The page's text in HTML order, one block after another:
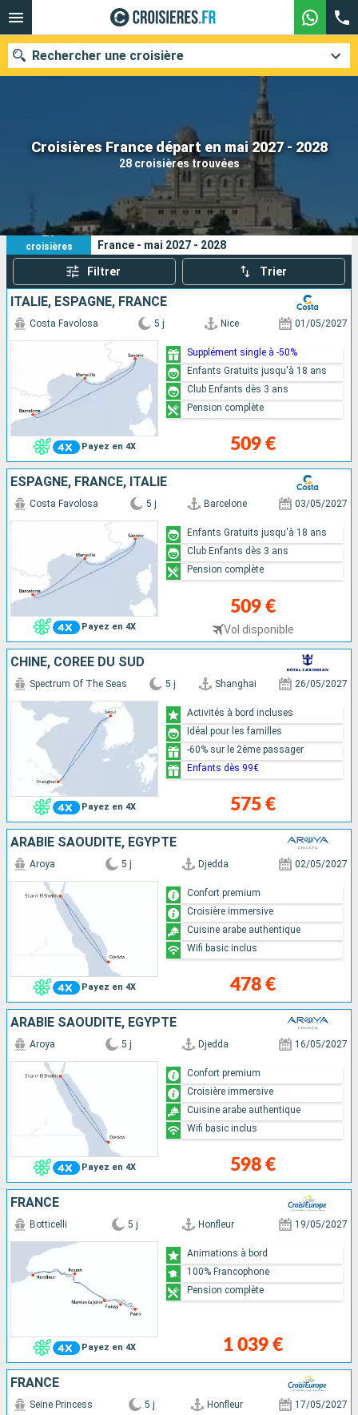
Croisières France départ en mai 2027 - 2028
28 croisières trouvées
Rechercher une croisière
Nos destinations
Ports Compagnies
Rechercher
28
croisières
Vos critères de recherche :
France - mai 2027 - 2028
Filtrer Trier
ITALIE, ESPAGNE, FRANCE
Payez en 4X
Costa Favolosa 5 j Nice 01/05/2027
509 €
Supplément single à -50%
Enfants Gratuits jusqu'à 18 ans
Club Enfants dès 3 ans
Pension complète
ESPAGNE, FRANCE, ITALIE
Payez en 4X
Costa Favolosa 5 j Barcelone 03/05/2027
509 €
Vol disponible
Enfants Gratuits jusqu'à 18 ans
Club Enfants dès 3 ans
Pension complète
CHINE, CORÉE DU SUD
Payez en 4X
Spectrum Of The Seas 5 j Shanghai 26/05/2027
575 €
Activités à bord incluses
Idéal pour les familles
-60% sur le 2ème passager
Enfants dès 99€
ARABIE SAOUDITE, EGYPTE
Payez en 4X
Aroya 5 j Djedda 02/05/2027
478 €
Confort premium
Croisière immersive
Cuisine arabe authentique
Wifi basic inclus
ARABIE SAOUDITE, EGYPTE
Payez en 4X
Aroya 5 j Djedda 16/05/2027
598 €
Confort premium
Croisière immersive
Cuisine arabe authentique
Wifi basic inclus
FRANCE
Payez en 4X
Botticelli 5 j Honfleur 19/05/2027
1 039 €
Animations à bord
100% Francophone
Pension complète
FRANCE
Seine Princess 5 j Honfleur 17/05/2027